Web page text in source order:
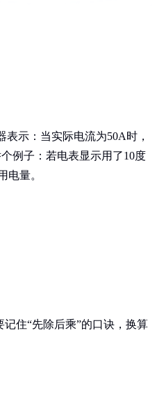
示：当实际电流为50A时，
例子：若电表显示用了10度
电量。
住“先除后乘”的口诀，换算